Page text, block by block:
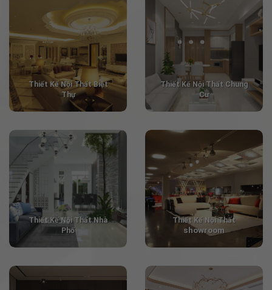
Thiết Kế Nội Thất Biệt
Thự
Thiết Kế Nội Thất Chung
Cư
Thiết KếNội Thất Nhà
Phố
Thiết Kế Nội Thất
showroom